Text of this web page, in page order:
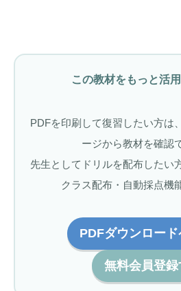
この教材をもっと活
PDFを印刷して復習したい方は
ージから教材を確認
先生としてドリルを配布したい
クラス配布・自動採点機
PDFダウンロー
無料会員登録